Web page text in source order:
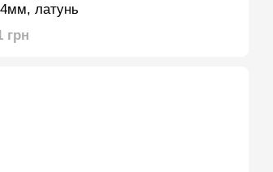
латунь
грн